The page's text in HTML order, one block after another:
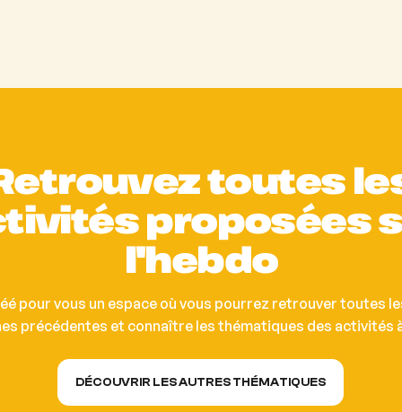
toutes
proposées
l'hebdo
pour vous un espace où vous pourrez retrouver toutes
précédentes et connaître les thématiques des activités
DÉCOUVRIR LES AUTRES THÉMATIQUES